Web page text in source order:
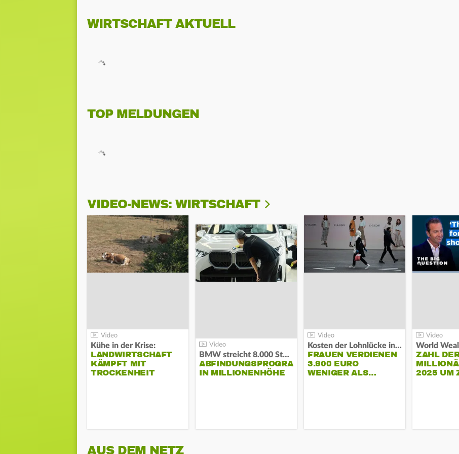
WIRTSCHAFT AKTUELL
TOP MELDUNGEN
VIDEO-NEWS: WIRTSCHAFT
Kühe in der Krise:
LANDWIRTSCHAFT
KÄMPFT MIT
TROCKENHEIT
BMW streicht 8.000 Stellen:
ABFINDUNGSPROGRAMM
IN MILLIONENHÖHE
Kosten der Lohnlücke in der EU:
FRAUEN VERDIENEN
3.900 EURO
WENIGER ALS…
World
ZAHL
2025 UM
AUS DEM NETZ